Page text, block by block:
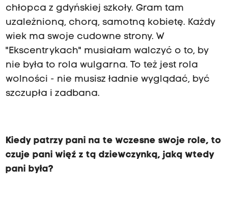
chłopca z gdyńskiej szkoły. Gram tam
uzależnioną, chorą, samotną kobietę. Każdy
wiek ma swoje cudowne strony. W
"Ekscentrykach" musiałam walczyć o to, by
nie była to rola wulgarna. To też jest rola
wolności - nie musisz ładnie wyglądać, być
szczupła i zadbana.
Kiedy patrzy pani na te wczesne swoje role, to
czuje pani więź z tą dziewczynką, jaką wtedy
pani była?